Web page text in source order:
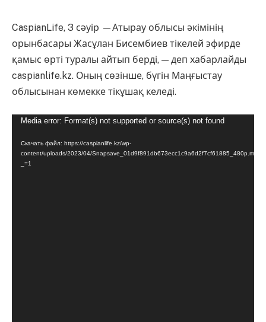
CaspianLife, 3 сәуір —Атырау облысы әкімінің
орынбасары Жасұлан Бисембиев тікелей эфирде
қамыс өрті туралы айтып берді, — деп хабарлайды
caspianlife.kz. Оның сөзінше, бүгін Маңғыстау
облысынан көмекке тікұшақ келеді.
Видеоплеер
Media error: Format(s) not supported or source(s) not found
Скачать файл: https://caspianlife.kz/wp-
content/uploads/2023/04/Snapsave_01d9f891db673ecc1c9a6d2f7cf61885_480p.mp4?
_=1